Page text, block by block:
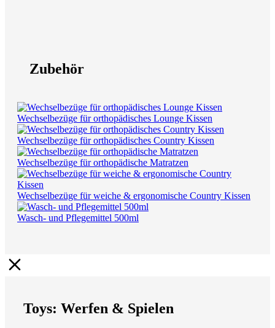
Zubehör
Wechselbezüge für orthopädisches Lounge Kissen
Wechselbezüge für orthopädisches Country Kissen
Wechselbezüge für orthopädische Matratzen
Wechselbezüge für weiche & ergonomische Country Kissen
Wasch- und Pflegemittel 500ml
Toys: Werfen & Spielen